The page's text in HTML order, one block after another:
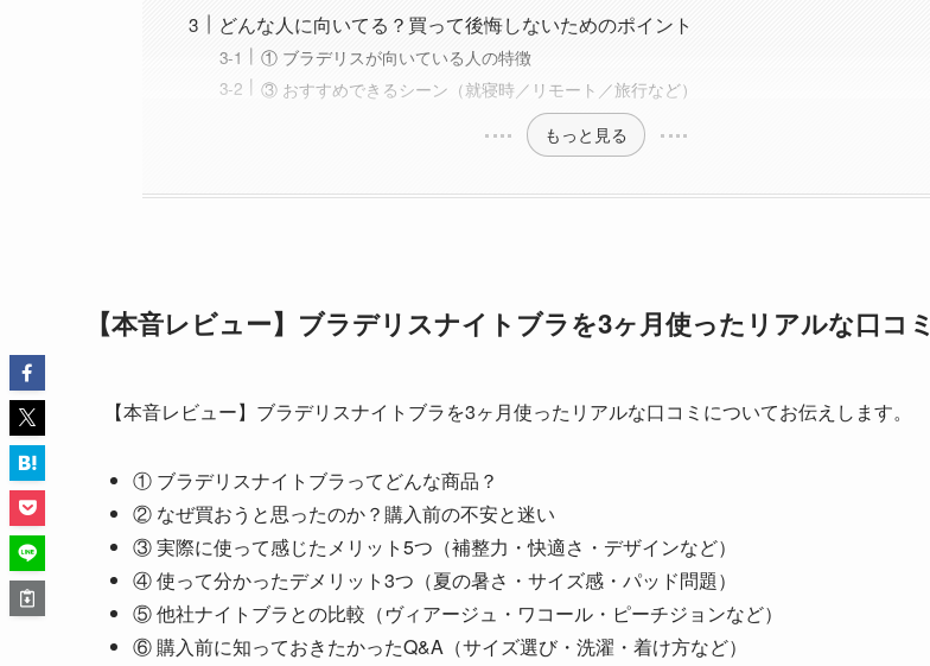
どんな人に向いてる？買って後悔しないためのポイント
① ブラデリスが向いている人の特徴
③ おすすめできるシーン（就寝時／リモート／旅行など）
もっと見る
【本音レビュー】ブラデリスナイトブラを3ヶ月使ったリアルな口コミ
【本音レビュー】ブラデリスナイトブラを3ヶ月使ったリアルな口コミについてお伝えします。
① ブラデリスナイトブラってどんな商品？
② なぜ買おうと思ったのか？購入前の不安と迷い
③ 実際に使って感じたメリット5つ（補整力・快適さ・デザインなど）
④ 使って分かったデメリット3つ（夏の暑さ・サイズ感・パッド問題）
⑤ 他社ナイトブラとの比較（ヴィアージュ・ワコール・ピーチジョンなど）
⑥ 購入前に知っておきたかったQ&A（サイズ選び・洗濯・着け方など）